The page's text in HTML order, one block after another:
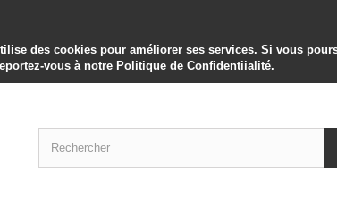
des cookies pour améliorer ses services. Si vous
vous à notre Politique de Confidentiialité.